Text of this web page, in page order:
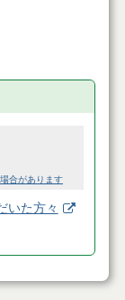
合があります
いた方々